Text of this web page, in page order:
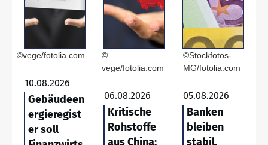
©vege/fotolia.com
10.08.2026
Gebäudeen
ergieregist
er soll
©
vege/fotolia.com
06.08.2026
Kritische
Rohstoffe
aus China:
©Stockfotos-
MG/fotolia.com
05.08.2026
Banken
bleiben
stabil,